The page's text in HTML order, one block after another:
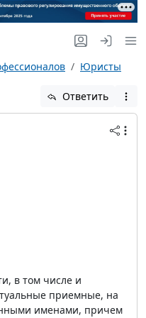
Юристы
Ответить
в том числе и
приемные, на
именами, причем